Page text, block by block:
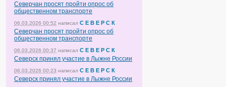
Северчан просят пройти опрос об
общественном транспорте
06.03.2026 00:52 написал С Е В Е Р С К
Северчан просят пройти опрос об
общественном транспорте
06.03.2026 00:37 написал С Е В Е Р С К
Северск принял участие в Лыжне России
06.03.2026 00:23 написал С Е В Е Р С К
Северск принял участие в Лыжне России